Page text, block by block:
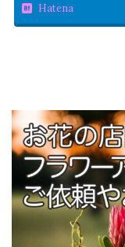
Hatena